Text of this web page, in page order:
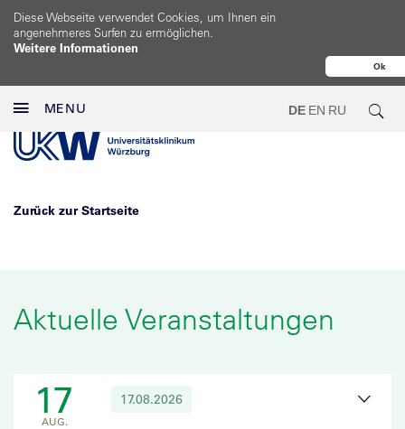
Ok
Diese Webseite verwendet Cookies, um Ihnen ein
angenehmeres Surfen zu ermöglichen.
Weitere Informationen
MENU DE EN RU
Zurück zur Startseite
Aktuelle Veranstaltungen
17
AUG.
17.08.2026